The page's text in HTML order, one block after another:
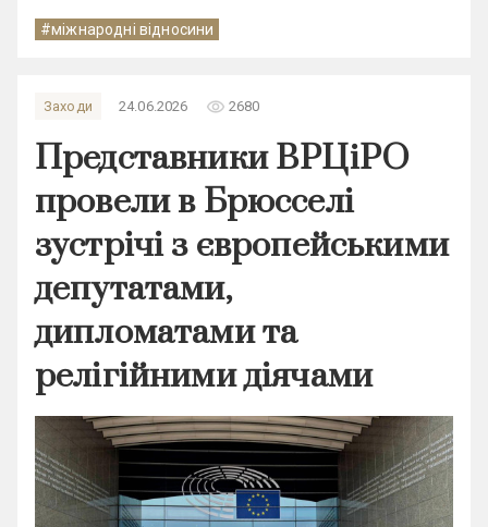
#міжнародні відносини
Заходи 24.06.2026 remove_red_eye 2680
Представники ВРЦіРО
провели в Брюсселі
зустрічі з європейськими
депутатами,
дипломатами та
релігійними діячами